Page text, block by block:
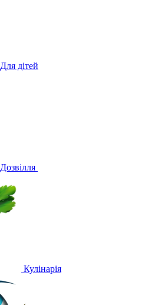
Для дітей
Дозвілля
Кулінарія